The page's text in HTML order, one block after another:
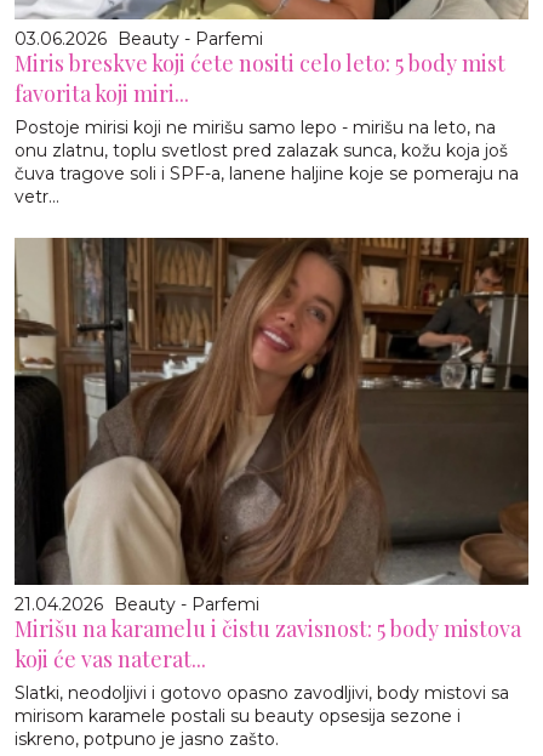
03.06.2026 Beauty - Parfemi
Miris breskve koji ćete nositi celo leto: 5 body mist
favorita koji miri...
Postoje mirisi koji ne mirišu samo lepo - mirišu na leto, na
onu zlatnu, toplu svetlost pred zalazak sunca, kožu koja još
čuva tragove soli i SPF-a, lanene haljine koje se pomeraju na
vetr...
21.04.2026 Beauty - Parfemi
Mirišu na karamelu i čistu zavisnost: 5 body mistova
koji će vas naterat...
Slatki, neodoljivi i gotovo opasno zavodljivi, body mistovi sa
mirisom karamele postali su beauty opsesija sezone i
iskreno, potpuno je jasno zašto.